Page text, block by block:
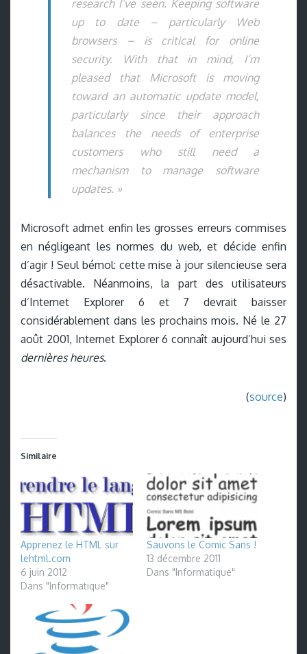
research I’ve seen. Keeping software
up to date – particularly Web
browsers – is critical for online
security. With that in mind, I’m
pleased that Microsoft is moving
toward an automatic update model,
particularly since their approach
balances the needs of enterprise
customers who still need a
mechanism to manage software
updates. »
Microsoft admet enfin les grosses erreurs commises
en négligeant les normes du web, et décide enfin
d’agir ! Seul bémol: cette mise à jour silencieuse sera
désactivable. Néanmoins, la part des utilisateurs
d’Internet Explorer 6 et 7 devrait baisser
considérablement dans les prochains mois. Né le 27
août 2001, Internet Explorer 6 connaît aujourd’hui ses
dernières heures.
(source)
Similaire
Apprenez le HTML sur
lehtml.com
6 juin 2012
Dans "Informatique"
Sauvons le Comic Sans !
13 décembre 2011
Dans "Informatique"